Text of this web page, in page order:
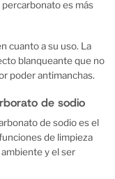
es más
cuanto a su uso. La
blanqueante que no
poder antimanchas.
de sodio
de sodio es el
de limpieza
y el ser